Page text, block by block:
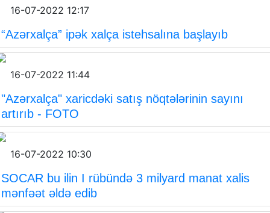
16-07-2022 12:17
“Azərxalça” ipək xalça istehsalına başlayıb
16-07-2022 11:44
"Azərxalça" xaricdəki satış nöqtələrinin sayını
artırıb - FOTO
16-07-2022 10:30
SOCAR bu ilin I rübündə 3 milyard manat xalis
mənfəət əldə edib